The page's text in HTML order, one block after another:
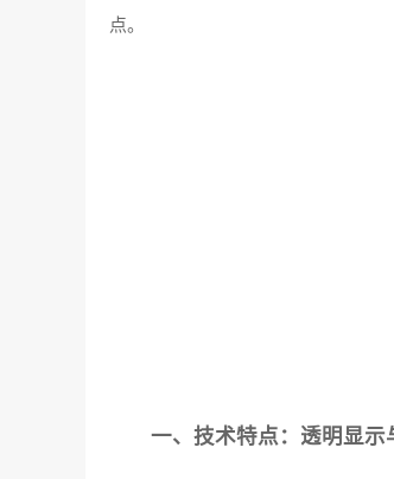
点。
一、技术特点：透明显示